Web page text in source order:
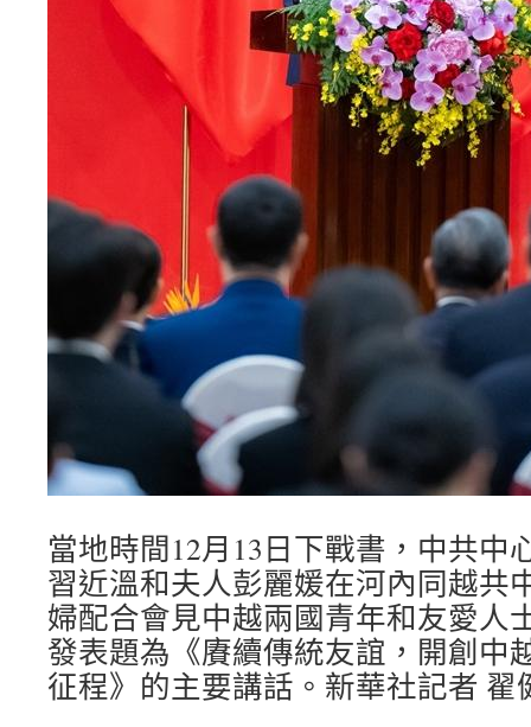
當地時間12月13日下戰書，中共中
習近溫和夫人彭麗媛在河內同越共
婦配合會見中越兩國青年和友愛人
發表題為《賡續傳統友誼，開創中
征程》的主要講話。新華社記者 翟